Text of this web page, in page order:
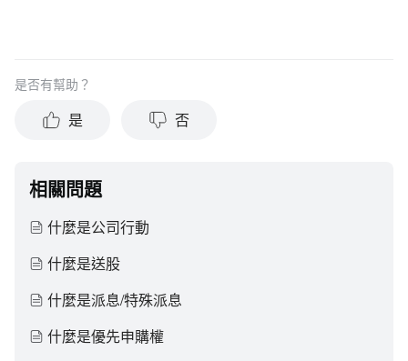
是否有幫助？
是 否
相關問題
什麼是公司行動
什麼是送股
什麼是派息/特殊派息
什麼是優先申購權